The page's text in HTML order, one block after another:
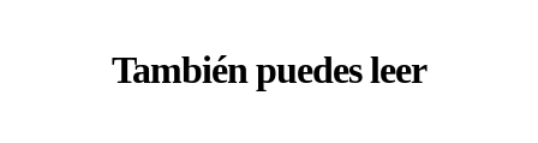
También puedes leer